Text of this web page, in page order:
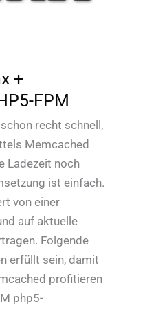
+
FPM
recht schnell,
Memcached
Ladezeit noch
ist einfach.
von einer
auf aktuelle
Folgende
erfüllt sein, damit
profitieren
php5-